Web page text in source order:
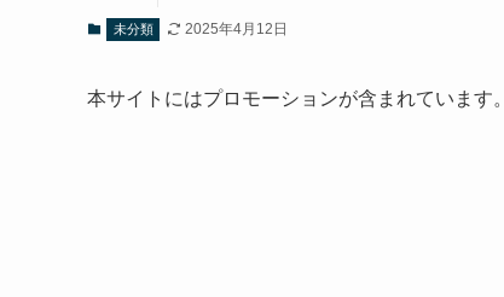
未分類 2025年4月12日
本サイトにはプロモーションが含まれています。